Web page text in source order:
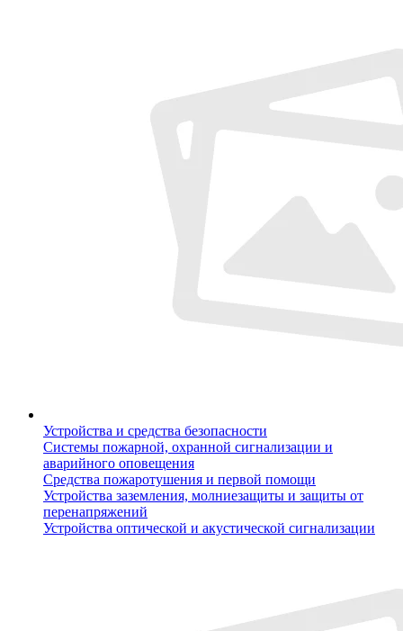
Устройства и средства безопасности
Системы пожарной, охранной сигнализации и
аварийного оповещения
Средства пожаротушения и первой помощи
Устройства заземления, молниезащиты и защиты от
перенапряжений
Устройства оптической и акустической сигнализации